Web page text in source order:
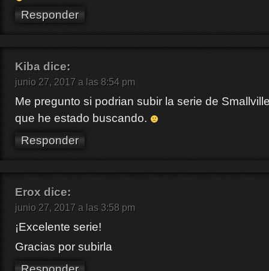
Responder
Kiba dice:
junio 27, 2017 a las 8:54 pm
Me pregunto si podrian subir la serie de
que he estado buscando.
Responder
Erox dice:
junio 27, 2017 a las 3:58 pm
¡Excelente serie!
Gracias por subirla